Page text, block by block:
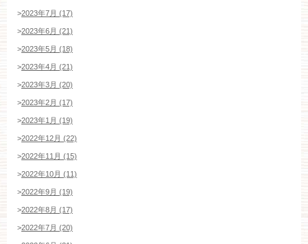
>2023年7月 (17)
>2023年6月 (21)
>2023年5月 (18)
>2023年4月 (21)
>2023年3月 (20)
>2023年2月 (17)
>2023年1月 (19)
>2022年12月 (22)
>2022年11月 (15)
>2022年10月 (11)
>2022年9月 (19)
>2022年8月 (17)
>2022年7月 (20)
ブライダルフェア・見学ご希望のお客様